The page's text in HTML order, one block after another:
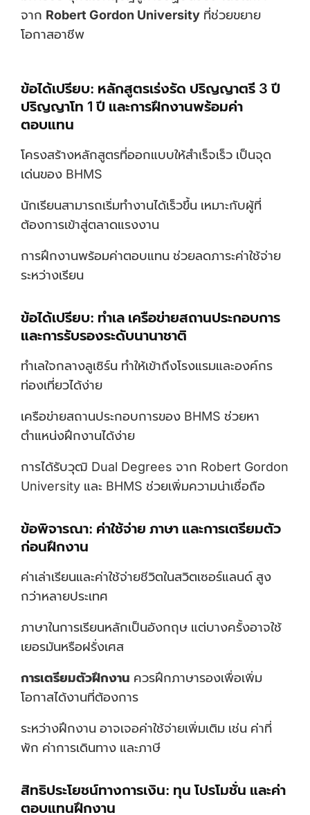
จาก Robert Gordon University ที่ช่วยขยาย
โอกาสอาชีพ
ข้อได้เปรียบ: หลักสูตรเร่งรัด ปริญญาตรี 3 ปี
ปริญญาโท 1 ปี และการฝึกงานพร้อมค่า
ตอบแทน
โครงสร้างหลักสูตรที่ออกแบบให้สำเร็จเร็ว เป็นจุด
เด่นของ BHMS
นักเรียนสามารถเริ่มทำงานได้เร็วขึ้น เหมาะกับผู้ที่
ต้องการเข้าสู่ตลาดแรงงาน
การฝึกงานพร้อมค่าตอบแทน ช่วยลดภาระค่าใช้จ่าย
ระหว่างเรียน
ข้อได้เปรียบ: ทำเล เครือข่ายสถานประกอบการ
และการรับรองระดับนานาชาติ
ทำเลใจกลางลูเซิร์น ทำให้เข้าถึงโรงแรมและองค์กร
ท่องเที่ยวได้ง่าย
เครือข่ายสถานประกอบการของ BHMS ช่วยหา
ตำแหน่งฝึกงานได้ง่าย
การได้รับวุฒิ Dual Degrees จาก Robert Gordon
University และ BHMS ช่วยเพิ่มความน่าเชื่อถือ
ข้อพิจารณา: ค่าใช้จ่าย ภาษา และการเตรียมตัว
ก่อนฝึกงาน
ค่าเล่าเรียนและค่าใช้จ่ายชีวิตในสวิตเซอร์แลนด์ สูง
กว่าหลายประเทศ
ภาษาในการเรียนหลักเป็นอังกฤษ แต่บางครั้งอาจใช้
เยอรมันหรือฝรั่งเศส
การเตรียมตัวฝึกงาน ควรฝึกภาษารองเพื่อเพิ่ม
โอกาสได้งานที่ต้องการ
ระหว่างฝึกงาน อาจเจอค่าใช้จ่ายเพิ่มเติม เช่น ค่าที่
พัก ค่าการเดินทาง และภาษี
สิทธิประโยชน์ทางการเงิน: ทุน โปรโมชั่น และค่า
ตอบแทนฝึกงาน